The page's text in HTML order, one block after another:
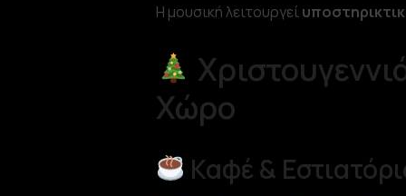
Η μουσική λειτουργεί
Χώρο
Καφέ &